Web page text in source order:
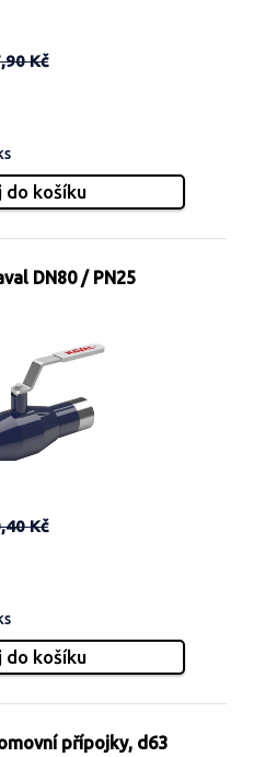
Kč
DN80 / PN25
Kč
přípojky, d63